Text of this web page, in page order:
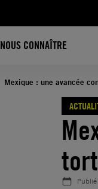
NOUS CONNAÎTRE
Mexique : une avancée